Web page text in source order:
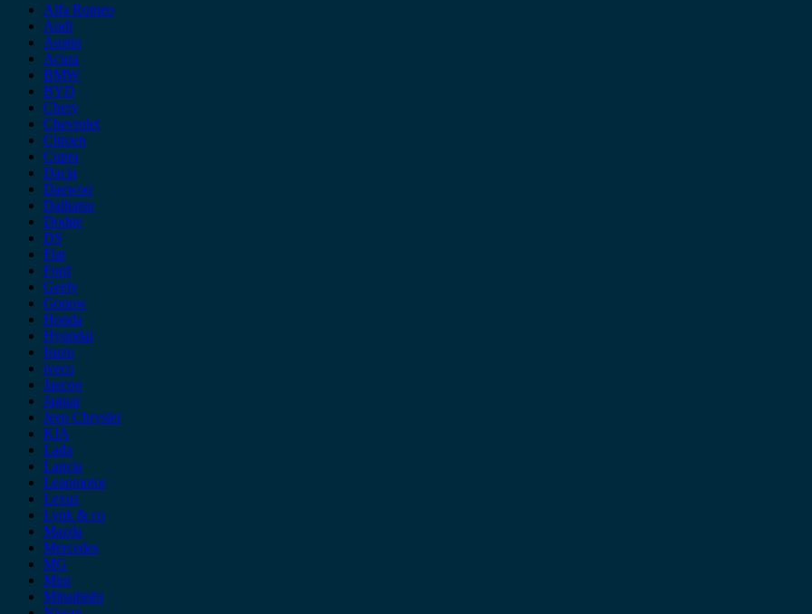
Alfa Romeo
Audi
Austin
Acura
BMW
BYD
Chery
Chevrolet
Citroen
Cupra
Dacia
Daewoo
Daihatsu
Dodge
DS
Fiat
Ford
Geely
Gonow
Honda
Hyundai
Isuzu
iveco
Jaecoo
Jaguar
Jeep Chrysler
KIA
Lada
Lancia
Leapmotor
Lexus
Lynk & co
Mazda
Mercedes
MG
Mini
Mitsubishi